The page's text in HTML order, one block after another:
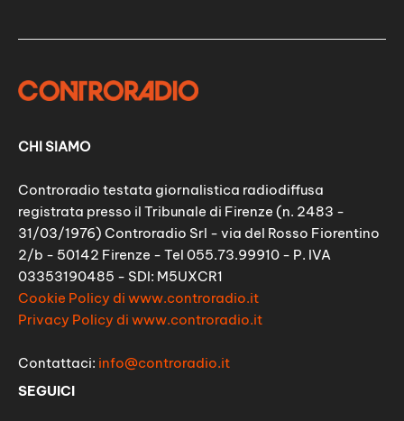
CHI SIAMO
Controradio testata giornalistica radiodiffusa
registrata presso il Tribunale di Firenze (n. 2483 -
31/03/1976) Controradio Srl - via del Rosso Fiorentino
2/b - 50142 Firenze - Tel 055.73.99910 - P. IVA
03353190485 - SDI: M5UXCR1
Cookie Policy di www.controradio.it
Privacy Policy di www.controradio.it
Contattaci: info@controradio.it
SEGUICI